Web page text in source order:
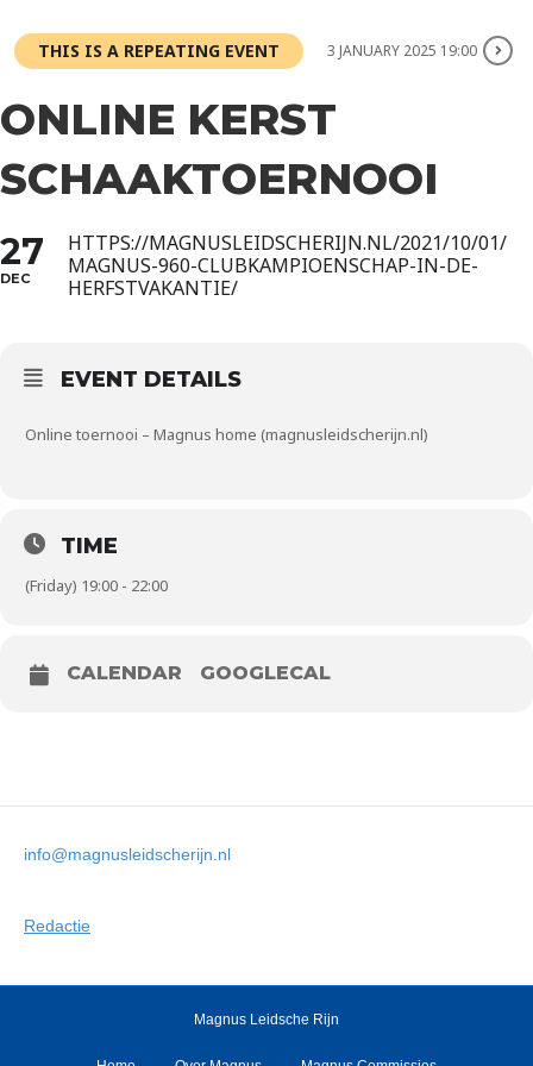
THIS IS A REPEATING EVENT 3 JANUARY 2025 19:00
ONLINE KERST
SCHAAKTOERNOOI
27
DEC
HTTPS://MAGNUSLEIDSCHERIJN.NL/2021/10/01/
MAGNUS-960-CLUBKAMPIOENSCHAP-IN-DE-
HERFSTVAKANTIE/
EVENT DETAILS
Online toernooi – Magnus home (magnusleidscherijn.nl)
TIME
(Friday) 19:00 - 22:00
CALENDAR GOOGLECAL
info@magnusleidscherijn.nl
Redactie
Magnus Leidsche Rijn